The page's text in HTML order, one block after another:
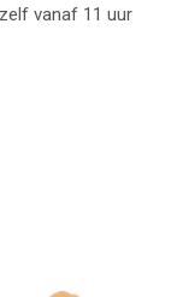
vanaf 11 uur